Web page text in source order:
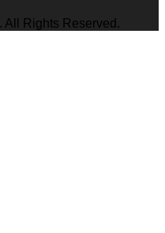
. All Rights Reserved.